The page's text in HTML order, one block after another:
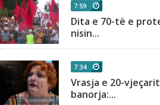
7:59
Dita e 70-të e
nisin...
7:34
Vrasja e 20-
banorja:...